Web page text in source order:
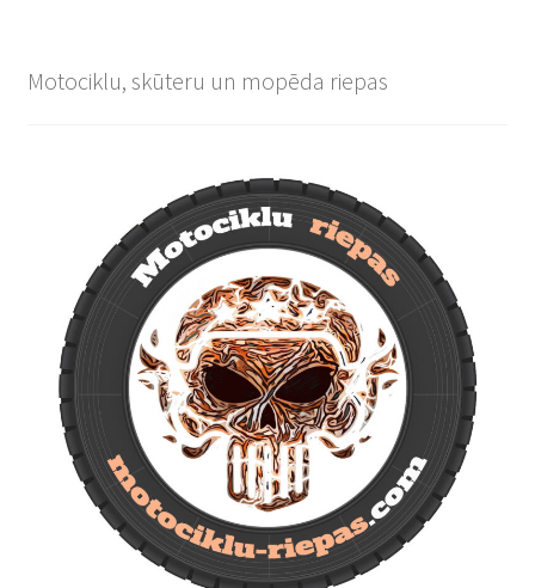
Motociklu, skūteru un mopēda riepas